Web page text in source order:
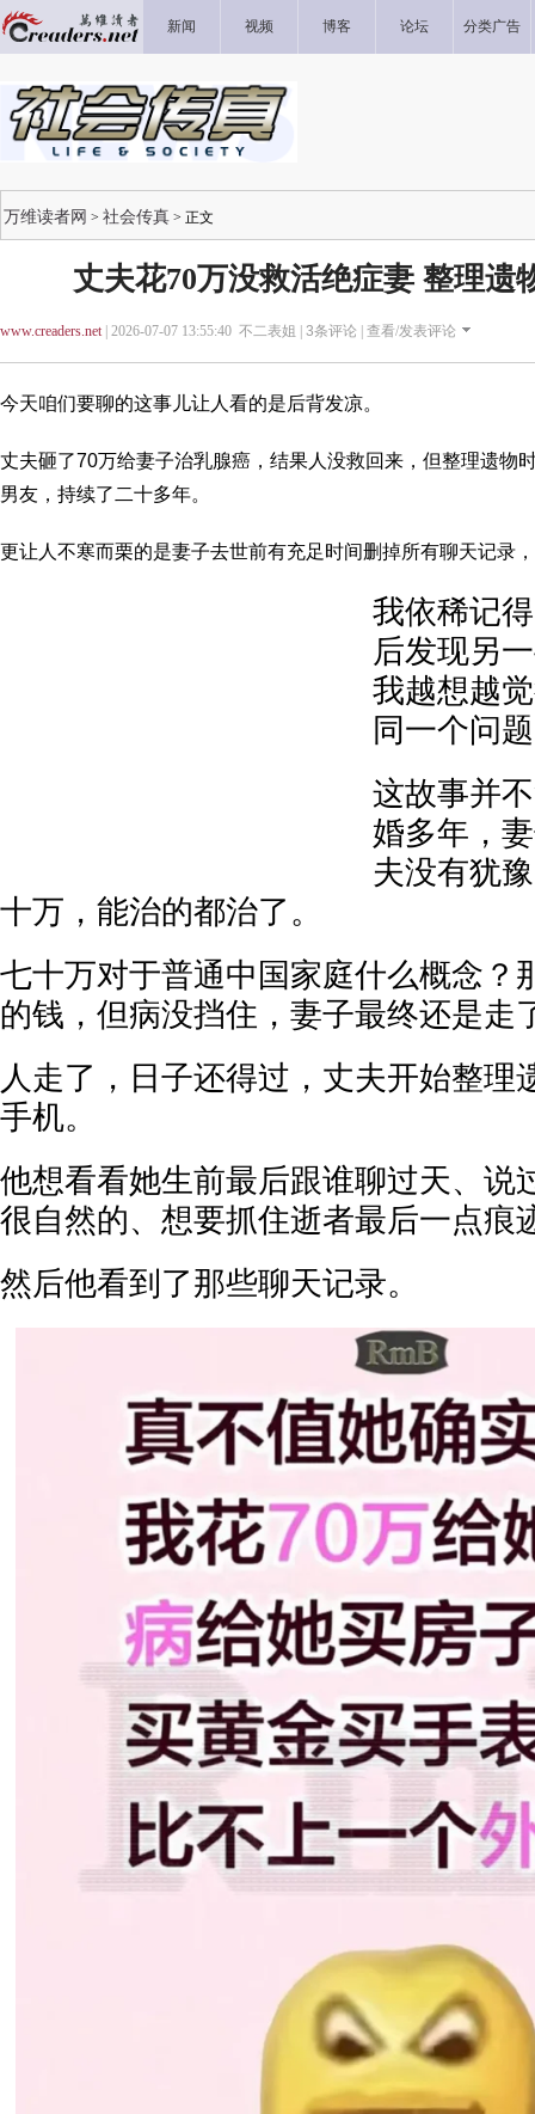
新闻 视频 博客 论坛 分类广告
万维读者网 > 社会传真 > 正文
丈夫花70万没救活绝症妻 整理遗
www.creaders.net| 2026-07-07 13:55:40 不二表姐 | 3条评论 | 查看/发表评论
今天咱们要聊的这事儿让人看的是后背发凉。
丈夫砸了70万给妻子治乳腺癌，结果人没救回来，但整理遗物
男友，持续了二十多年。
更让人不寒而栗的是妻子去世前有充足时间删掉所有聊天记录
我依稀记
后发现另
我越想越
同一个问
这故事并
婚多年，
夫没有犹
十万，能治的都治了。
七十万对于普通中国家庭什么概念？
的钱，但病没挡住，妻子最终还是走
人走了，日子还得过，丈夫开始整理
手机。
他想看看她生前最后跟谁聊过天、说
很自然的、想要抓住逝者最后一点痕
然后他看到了那些聊天记录。